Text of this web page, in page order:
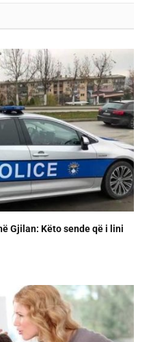
Gjilan: Këto sende që i lini